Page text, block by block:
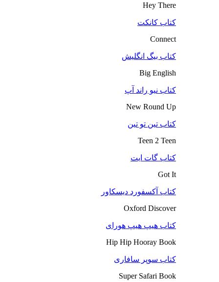
Hey There
کتاب کانکت
Connect
کتاب بیگ انگلیش
Big English
کتاب نیو راند آپ
New Round Up
کتاب تین تو تین
Teen 2 Teen
کتاب گات ایت
Got It
کتاب آکسفورد دیسکاور
Oxford Discover
کتاب هیپ هیپ هورای
Hip Hip Hooray Book
کتاب سوپر سافاری
Super Safari Book